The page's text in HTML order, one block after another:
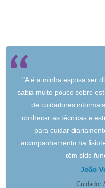
"Até a minha esposa ser
sabia muito pouco sobre
de cuidadores
conhecer as técnicas e
para cuidar
acompanhamento na
têm sido
João
Cuidador